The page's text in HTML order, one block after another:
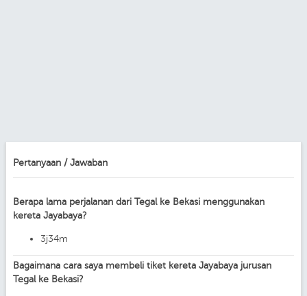
Pertanyaan / Jawaban
Berapa lama perjalanan dari Tegal ke Bekasi menggunakan
kereta Jayabaya?
3j34m
Bagaimana cara saya membeli tiket kereta Jayabaya jurusan
Tegal ke Bekasi?